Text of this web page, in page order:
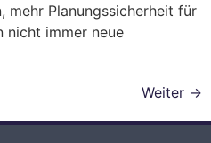
mehr Planungssicherheit für
nicht immer neue
Weiter →